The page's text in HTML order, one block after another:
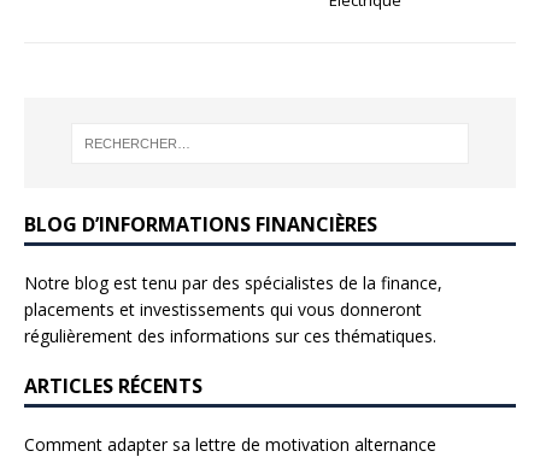
BLOG D’INFORMATIONS FINANCIÈRES
Notre blog est tenu par des spécialistes de la finance,
placements et investissements qui vous donneront
régulièrement des informations sur ces thématiques.
ARTICLES RÉCENTS
Comment adapter sa lettre de motivation alternance